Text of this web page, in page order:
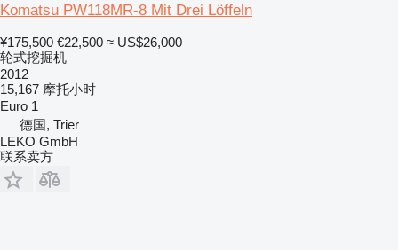
Komatsu PW118MR-8 Mit Drei Löffeln
¥175,500 €22,500 ≈ US$26,000
轮式挖掘机
2012
15,167 摩托小时
Euro 1
德国, Trier
LEKO GmbH
联系卖方